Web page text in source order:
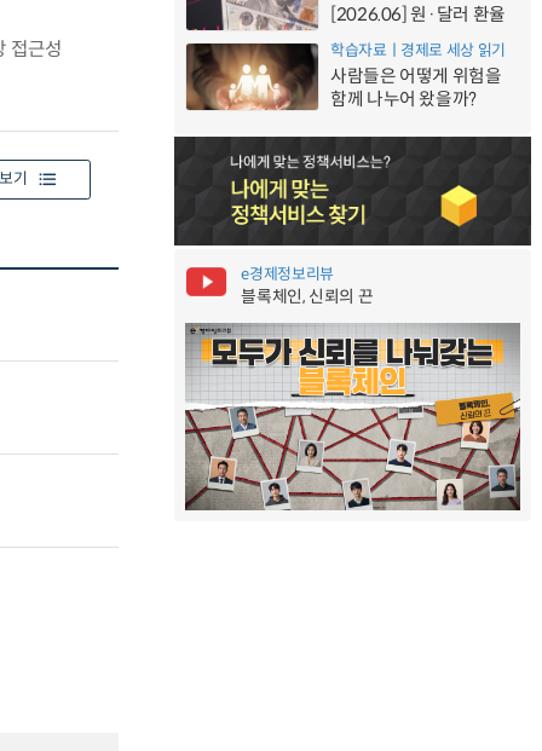
접근성
기
[2026.06] 원·달러 환율
학습자료ㅣ경제로 세상 읽기
사람들은 어떻게 위험을
함께 나누어 왔을까?
e경제정보리뷰
블록체인, 신뢰의 끈